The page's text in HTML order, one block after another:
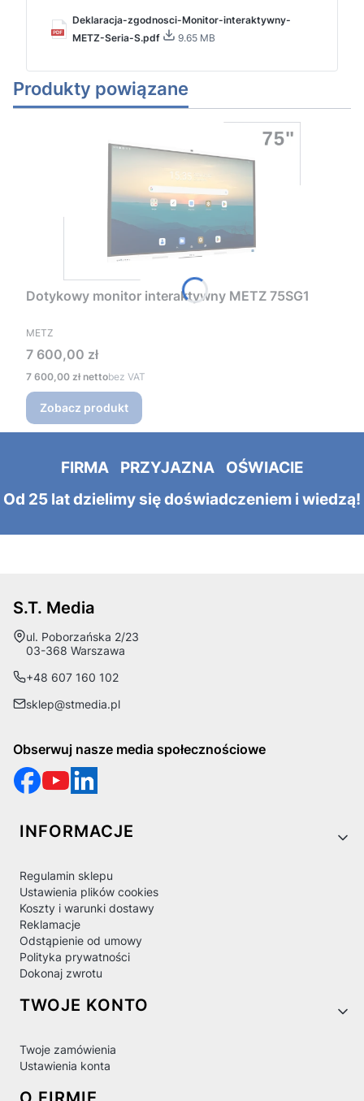
Deklaracja-zgodnosci-Monitor-interaktywny-
METZ-Seria-S.pdf
9.65 MB
Produkty powiązane
Dotykowy monitor interaktywny METZ 75SG1
PRODUCENT
METZ
Cena
7 600,00 zł
Cena
7 600,00 zł bez VAT
Zobacz produkt
FIRMA PRZYJAZNA OŚWIACIE
Od 25 lat dzielimy się doświadczeniem i wiedzą!
S.T. Media
Adres:
ul. Poborzańska 2/23
03-368 Warszawa
+48 607 160 102
sklep@stmedia.pl
Obserwuj nasze media społecznościowe
Linki w stopce
INFORMACJE
Regulamin sklepu
Ustawienia plików cookies
Koszty i warunki dostawy
Reklamacje
Odstąpienie od umowy
Polityka prywatności
Dokonaj zwrotu
TWOJE KONTO
Twoje zamówienia
Ustawienia konta